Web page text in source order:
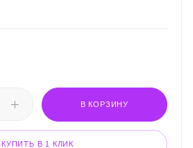
В КОРЗИНУ
КУПИТЬ В 1 КЛИК